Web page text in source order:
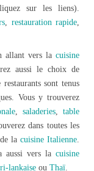
sur les liens).
, restauration rapide,
allant vers la cuisine
aussi le choix de
restaurants sont tenus
Vous y trouverez
,saladeries
table
dans toutes les
la cuisine Italienne
aussi vers la cuisine
lankaise ou Thaï